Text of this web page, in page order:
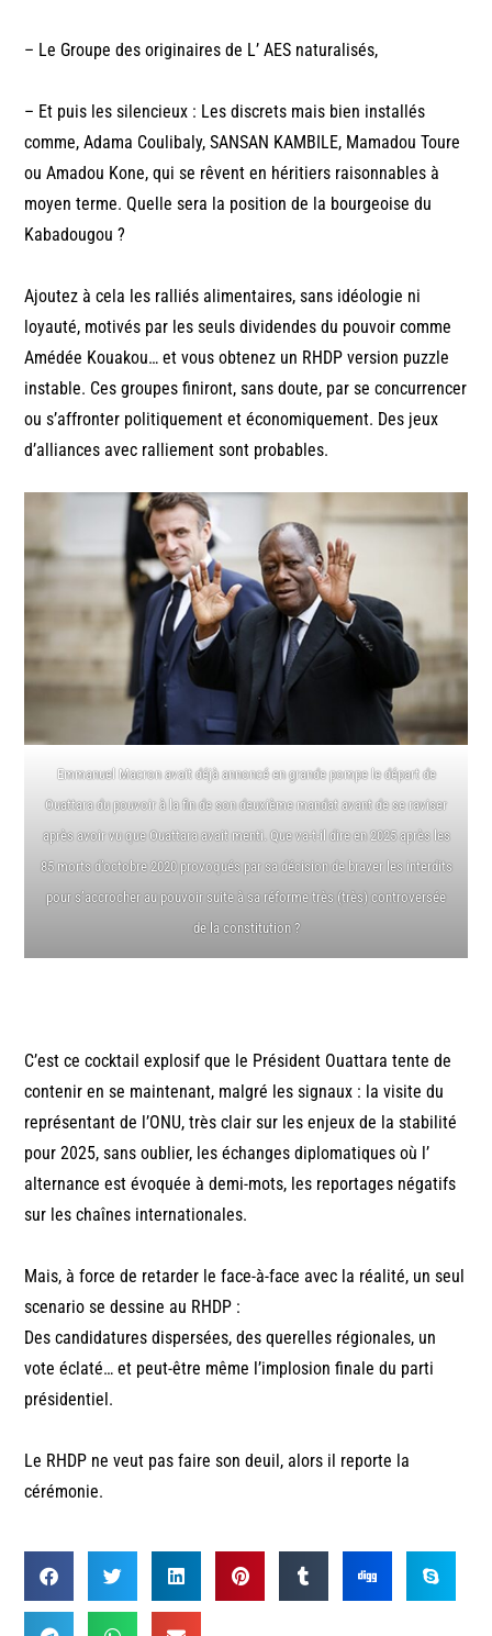
– Le Groupe des originaires de L’ AES naturalisés,
– Et puis les silencieux : Les discrets mais bien installés
comme, Adama Coulibaly, SANSAN KAMBILE, Mamadou Toure
ou Amadou Kone, qui se rêvent en héritiers raisonnables à
moyen terme. Quelle sera la position de la bourgeoise du
Kabadougou ?
Ajoutez à cela les ralliés alimentaires, sans idéologie ni
loyauté, motivés par les seuls dividendes du pouvoir comme
Amédée Kouakou… et vous obtenez un RHDP version puzzle
instable. Ces groupes finiront, sans doute, par se concurrencer
ou s’affronter politiquement et économiquement. Des jeux
d’alliances avec ralliement sont probables.
Emmanuel Macron avait déjà annoncé en grande pompe le départ de
Ouattara du pouvoir à la fin de son deuxième mandat avant de se raviser
après avoir vu que Ouattara avait menti. Que va-t-il dire en 2025 après les
85 morts d’octobre 2020 provoqués par sa décision de braver les interdits
pour s’accrocher au pouvoir suite à sa réforme très (très) controversée
de la constitution ?
C’est ce cocktail explosif que le Président Ouattara tente de
contenir en se maintenant, malgré les signaux : la visite du
représentant de l’ONU, très clair sur les enjeux de la stabilité
pour 2025, sans oublier, les échanges diplomatiques où l’
alternance est évoquée à demi-mots, les reportages négatifs
sur les chaînes internationales.
Mais, à force de retarder le face-à-face avec la réalité, un seul
scenario se dessine au RHDP :
Des candidatures dispersées, des querelles régionales, un
vote éclaté… et peut-être même l’implosion finale du parti
présidentiel.
Le RHDP ne veut pas faire son deuil, alors il reporte la
cérémonie.